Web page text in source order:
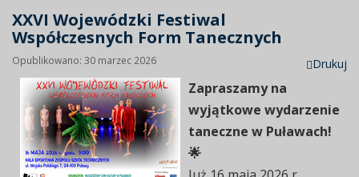
XXVI Wojewódzki Festiwal
Współczesnych Form Tanecznych
Drukuj
Opublikowano: 30 marzec 2026
Zapraszamy na
wyjątkowe wydarzenie
taneczne w Puławach!
🌟